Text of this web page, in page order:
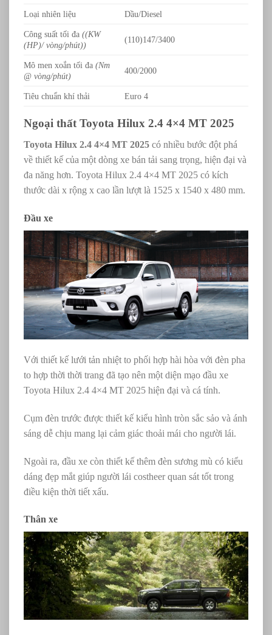
Loại nhiên liệu Dầu/Diesel
Công suất tối đa ((KW
(HP)/ vòng/phút))
(110)147/3400
Mô men xoắn tối đa (Nm
@ vòng/phút)
400/2000
Tiêu chuẩn khí thải Euro 4
Ngoại thất Toyota Hilux 2.4 4×4 MT 2025
Toyota Hilux 2.4 4×4 MT 2025 có nhiều bước đột phá
về thiết kế của một dòng xe bán tải sang trọng, hiện đại và
đa năng hơn. Toyota Hilux 2.4 4×4 MT 2025 có kích
thước dài x rộng x cao lần lượt là 1525 x 1540 x 480 mm.
Đầu xe
Với thiết kế lưới tản nhiệt to phối hợp hài hòa với đèn pha
to hợp thời thời trang đã tạo nên một diện mạo đầu xe
Toyota Hilux 2.4 4×4 MT 2025 hiện đại và cá tính.
Cụm đèn trước được thiết kế kiểu hình tròn sắc sảo và ánh
sáng dễ chịu mang lại cảm giác thoải mái cho người lái.
Ngoài ra, đầu xe còn thiết kế thêm đèn sương mù có kiểu
dáng đẹp mắt giúp người lái costheer quan sát tốt trong
điều kiện thời tiết xấu.
Thân xe